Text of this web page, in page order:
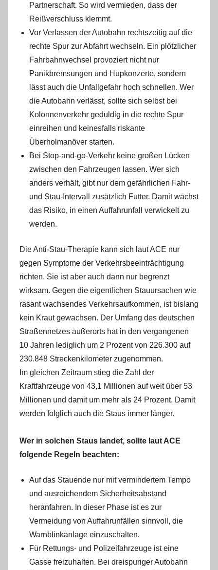
Partnerschaft. So wird vermieden, dass der
Reißverschluss klemmt.
Vor Verlassen der Autobahn rechtszeitig auf die
rechte Spur zur Abfahrt wechseln. Ein plötzlicher
Fahrbahnwechsel provoziert nicht nur
Panikbremsungen und Hupkonzerte, sondern
lässt auch die Unfallgefahr hoch schnellen. Wer
die Autobahn verlässt, sollte sich selbst bei
Kolonnenverkehr geduldig in die rechte Spur
einreihen und keinesfalls riskante
Überholmanöver starten.
Bei Stop-and-go-Verkehr keine großen Lücken
zwischen den Fahrzeugen lassen. Wer sich
anders verhält, gibt nur dem gefährlichen Fahr-
und Stau-Intervall zusätzlich Futter. Damit wächst
das Risiko, in einen Auffahrunfall verwickelt zu
werden.
Die Anti-Stau-Therapie kann sich laut ACE nur
gegen Symptome der Verkehrsbeeinträchtigung
richten. Sie ist aber auch dann nur begrenzt
wirksam. Gegen die eigentlichen Stauursachen wie
rasant wachsendes Verkehrsaufkommen, ist bislang
kein Kraut gewachsen. Der Umfang des deutschen
Straßennetzes außerorts hat in den vergangenen
10 Jahren lediglich um 2 Prozent von 226.300 auf
230.848 Streckenkilometer zugenommen.
Im gleichen Zeitraum stieg die Zahl der
Kraftfahrzeuge von 43,1 Millionen auf weit über 53
Millionen und damit um mehr als 24 Prozent. Damit
werden folglich auch die Staus immer länger.
Wer in solchen Staus landet, sollte laut ACE
folgende Regeln beachten:
Auf das Stauende nur mit vermindertem Tempo
und ausreichendem Sicherheitsabstand
heranfahren. In dieser Phase ist es zur
Vermeidung von Auffahrunfällen sinnvoll, die
Warnblinkanlage einzuschalten.
Für Rettungs- und Polizeifahrzeuge ist eine
Gasse freizuhalten. Bei dreispuriger Autobahn